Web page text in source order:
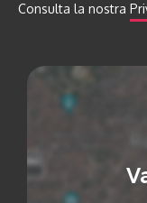
Consulta la nostra